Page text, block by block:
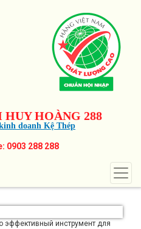
HUY HOÀNG 288
doanh Kệ Thép
0903 288 288
эффективный инструмент для